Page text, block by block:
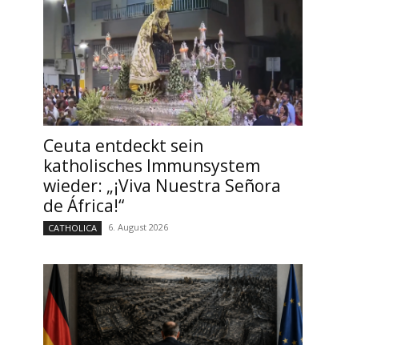
Ceuta entdeckt sein
katholisches Immunsystem
wieder: „¡Viva Nuestra Señora
de África!“
CATHOLICA 6. August 2026